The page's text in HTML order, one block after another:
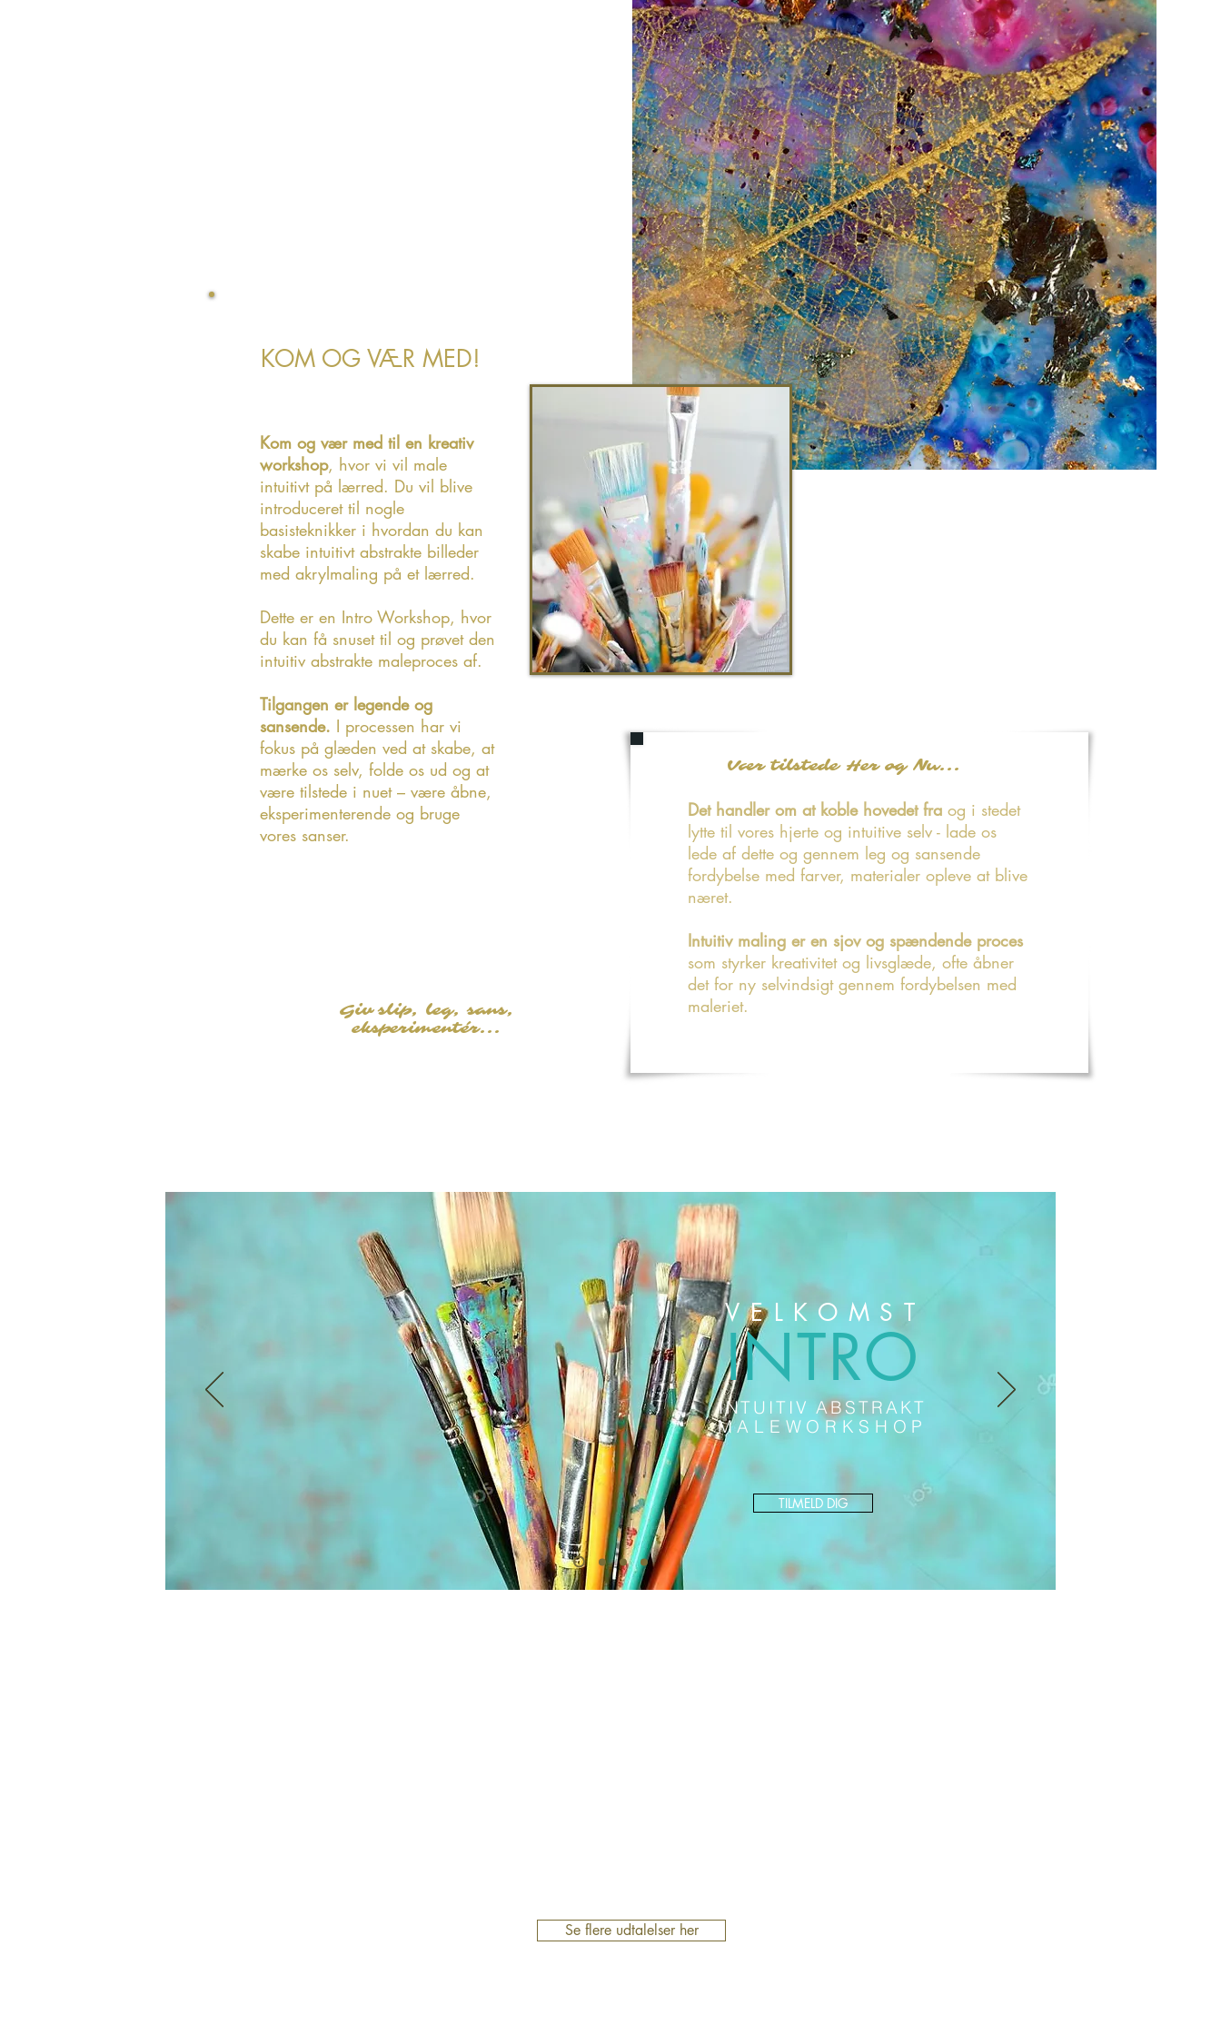
Kom og vær med til en kreativ
workshop, hvor vi vil male
intuitivt på lærred. Du vil blive
introduceret til nogle
basisteknikker i hvordan du kan
skabe intuitivt abstrakte billeder
med akrylmaling på et lærred.
Dette er en Intro Workshop, hvor
du kan få snuset til og prøvet den
intuitiv abstrakte maleproces af.
Tilgangen er legende og
sansende. I processen har vi
fokus på glæden ved at skabe, at
mærke os selv, folde os ud og at
være tilstede i nuet – være åbne,
eksperimenterende og bruge
vores sanser.
Vær tilstede Her og Nu...
Det handler om at koble hovedet fra og i stedet
lytte til vores hjerte og intuitive selv - lade os
lede af dette og gennem leg og sansende
fordybelse med farver, materialer opleve at blive
næret.
Intuitiv maling er en sjov og spændende proces
som styrker kreativitet og livsglæde, ofte åbner
det for ny selvindsigt gennem fordybelsen med
maleriet.
KOM OG VÆR MED!
VELKOMST
INTRO
INTUITIV ABSTRAKT
MALEWORKSHOP
TILMELD DIG
Giv slip, leg, sans,
eksperimentér...
Se flere udtalelser her